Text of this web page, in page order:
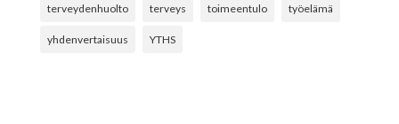
terveydenhuolto terveys toimeentulo työelämä
yhdenvertaisuus YTHS